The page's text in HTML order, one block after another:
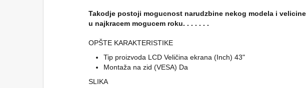
Takodje postoji mogucnost narudzbine nekog modela i
u najkracem mogucem roku. . . . . . .
OPŠTE KARAKTERISTIKE
Tip proizvoda LCD Veličina ekrana (Inch) 43"
Montaža na zid (VESA) Da
SLIKA